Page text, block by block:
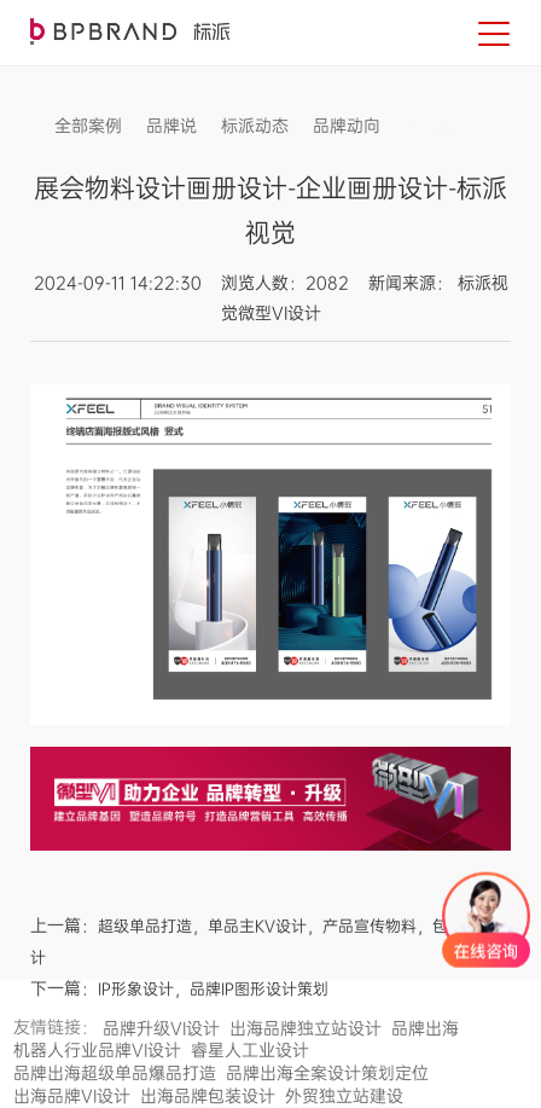
全部案例 品牌说 标派动态 品牌动向
展会物料设计画册设计-企业画册设计-标派
视觉
2024-09-11 14:22:30 浏览人数：2082 新闻来源： 标派视
觉微型VI设计
上一篇： 超级单品打造，单品主KV设计，产品宣传物料，包装设
计
下一篇： IP形象设计，品牌IP图形设计策划
友情链接： 品牌升级VI设计 出海品牌独立站设计 品牌出海
机器人行业品牌VI设计 睿星人工业设计
品牌出海超级单品爆品打造 品牌出海全案设计策划定位
出海品牌VI设计 出海品牌包装设计 外贸独立站建设